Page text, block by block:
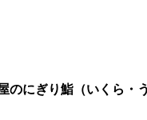
のにぎり鮨（いくら